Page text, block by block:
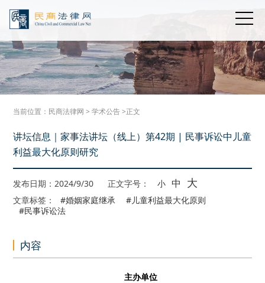
当前位置： 民商法律网 >学术公告>正文
讲坛信息｜家事法讲坛（线上）第42期 | 民事诉讼中儿童
利益最大化原则研究
发布日期：2024/9/30 正文字号： 小 中 大
文章标签： #婚姻家庭继承
#儿童利益最大化原则
#民事诉讼法
内容
主办单位